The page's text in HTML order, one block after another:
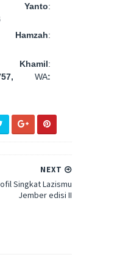
:
:
:
WA:
NEXT
Singkat Lazismu
Jember edisi II